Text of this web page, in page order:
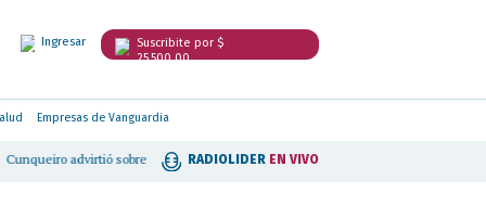
Suscribite por $
25.500,00
Ingresar
Empresas de Vanguardia
sobre el crecimiento de la ludopatía infantil y pidió avanzar con una regulación
RADIOLIDER EN VIVO